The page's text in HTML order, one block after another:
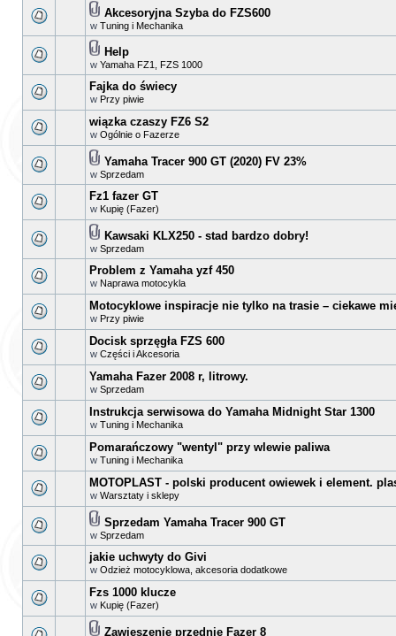
Akcesoryjna Szyba do FZS600
w Tuning i Mechanika
Help
w Yamaha FZ1, FZS 1000
Fajka do świecy
w Przy piwie
wiązka czaszy FZ6 S2
w Ogólnie o Fazerze
Yamaha Tracer 900 GT (2020) FV 23%
w Sprzedam
Fz1 fazer GT
w Kupię (Fazer)
Kawsaki KLX250 - stad bardzo dobry!
w Sprzedam
Problem z Yamaha yzf 450
w Naprawa motocykla
Motocyklowe inspiracje nie tylko na trasie – ciekawe
w Przy piwie
Docisk sprzęgła FZS 600
w Części i Akcesoria
Yamaha Fazer 2008 r, litrowy.
w Sprzedam
Instrukcja serwisowa do Yamaha Midnight Star 1300
w Tuning i Mechanika
Pomarańczowy "wentyl" przy wlewie paliwa
w Tuning i Mechanika
MOTOPLAST - polski producent owiewek i element.
w Warsztaty i sklepy
Sprzedam Yamaha Tracer 900 GT
w Sprzedam
jakie uchwyty do Givi
w Odzież motocyklowa, akcesoria dodatkowe
Fzs 1000 klucze
w Kupię (Fazer)
Zawieszenie przednie Fazer 8